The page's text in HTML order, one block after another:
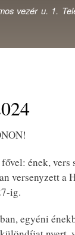
vezér u. 1.
ének, vers
versenyzett a
ig.
egyéni